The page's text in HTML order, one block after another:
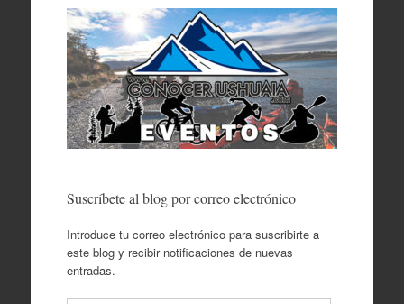
Suscríbete al blog por correo electrónico
Introduce tu correo electrónico para suscribirte a
este blog y recibir notificaciones de nuevas
entradas.